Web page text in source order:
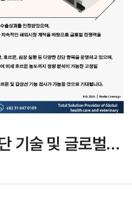
KH Medical, 진단 기술 및 글로벌 경쟁력 관련 언론 보도